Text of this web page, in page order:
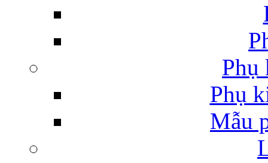
Phụ
Phụ
Mẫu